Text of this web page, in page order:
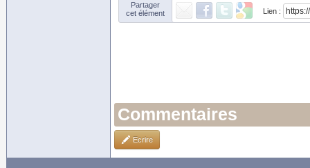
Partager
cet élément
Lien :
Commentaires
Ecrire